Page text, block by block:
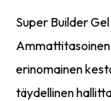
Super Builder
erinomainen
täydellinen